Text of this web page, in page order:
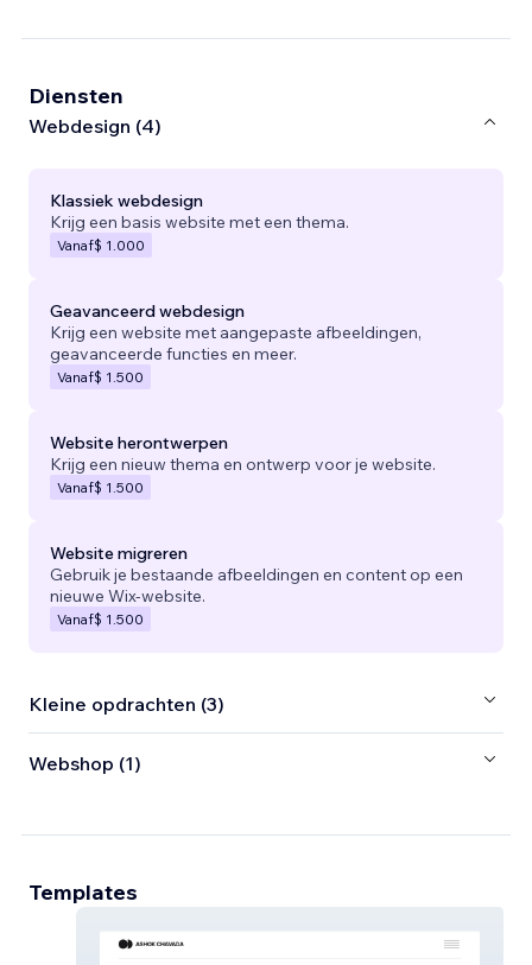
Diensten
Webdesign (4)
Klassiek webdesign
Krijg een basis website met een thema.
Vanaf$ 1.000
Geavanceerd webdesign
Krijg een website met aangepaste afbeeldingen,
geavanceerde functies en meer.
Vanaf$ 1.500
Website herontwerpen
Krijg een nieuw thema en ontwerp voor je website.
Vanaf$ 1.500
Website migreren
Gebruik je bestaande afbeeldingen en content op een
nieuwe Wix-website.
Vanaf$ 1.500
Kleine opdrachten (3)
Webshop (1)
Templates